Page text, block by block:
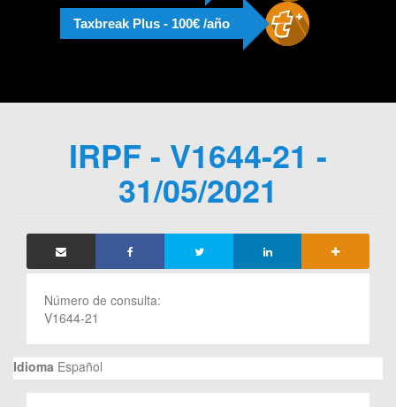
Taxbreak Plus - 100€ /año
IRPF - V1644-21 -
31/05/2021
Número de consulta:
V1644-21
Idioma Español